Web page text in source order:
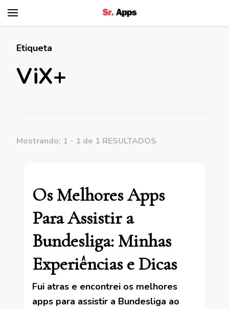
Etiqueta
ViX+
Mostrando: 1 - 1 de 1 RESULTADOS
Os Melhores Apps
Para Assistir a
Bundesliga: Minhas
Experiências e Dicas
Fui atras e encontrei os melhores
apps para assistir a Bundesliga ao